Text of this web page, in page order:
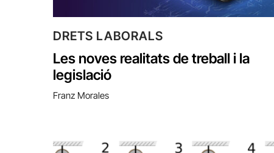
DRETS LABORALS
Les noves realitats de treball i la
legislació
Franz Morales